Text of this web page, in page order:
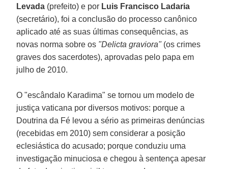
Levada (prefeito) e por Luis Francisco Ladaria
(secretário), foi a conclusão do processo canônico
aplicado até as suas últimas consequências, as
novas norma sobre os "Delicta graviora" (os crimes
graves dos sacerdotes), aprovadas pelo papa em
julho de 2010.
O "escândalo Karadima" se tornou um modelo de
justiça vaticana por diversos motivos: porque a
Doutrina da Fé levou a sério as primeiras denúncias
(recebidas em 2010) sem considerar a posição
eclesiástica do acusado; porque conduziu uma
investigação minuciosa e chegou à sentença apesar